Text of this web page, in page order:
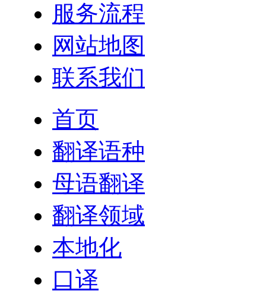
服务流程
网站地图
联系我们
首页
翻译语种
母语翻译
翻译领域
本地化
口译